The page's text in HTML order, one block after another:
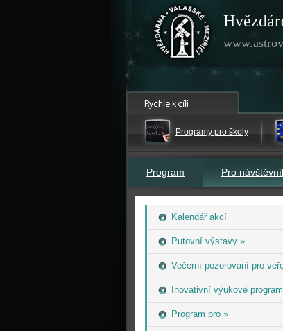
Programy pro školy
Program Pro
Kalendář akcí
Putovní výstavy »
Večerní pozorování pro
Inovativní výukové
Program pro »